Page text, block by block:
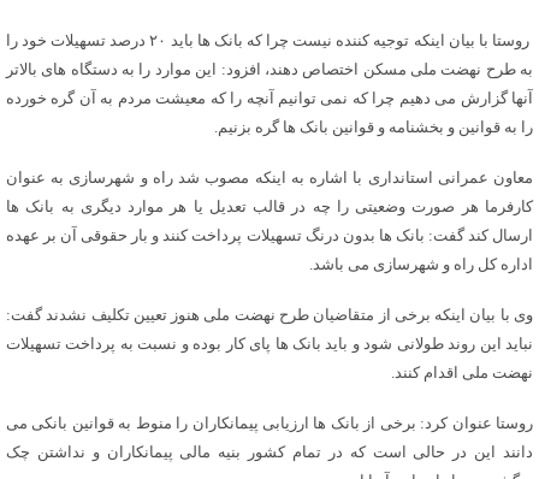
روستا با بیان اینکه توجیه کننده نیست چرا که بانک ها باید ۲۰ درصد تسهیلات خود را
به طرح نهضت ملی مسکن اختصاص دهند، افزود: این موارد را به دستگاه های بالاتر
آنها گزارش می دهیم چرا که نمی توانیم آنچه را که معیشت مردم به آن گره خورده
را به قوانین و بخشنامه و قوانین بانک ها گره بزنیم.
معاون عمرانی استانداری با اشاره به اینکه مصوب شد راه و شهرسازی به عنوان
کارفرما هر صورت وضعیتی را چه در قالب تعدیل یا هر موارد دیگری به بانک ها
ارسال کند گفت: بانک ها بدون درنگ تسهیلات پرداخت کنند و بار حقوقی آن بر عهده
اداره کل راه و شهرسازی می باشد.
وی با بیان اینکه برخی از متقاضیان طرح نهضت ملی هنوز تعیین تکلیف نشدند گفت:
نباید این روند طولانی شود و باید بانک ها پای کار بوده و نسبت به پرداخت تسهیلات
نهضت ملی اقدام کنند.
روستا عنوان کرد: برخی از بانک ها ارزیابی پیمانکاران را منوط به قوانین بانکی می
دانند این در حالی است که در تمام کشور بنیه مالی پیمانکاران و نداشتن چک